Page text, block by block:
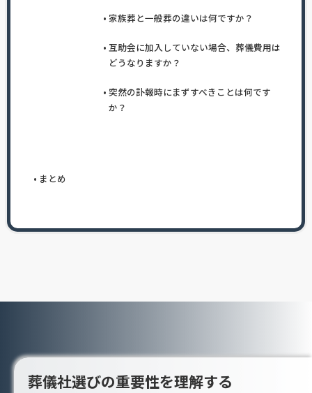
家族葬と一般葬の違いは何ですか？
互助会に加入していない場合、葬儀費用は
どうなりますか？
突然の訃報時にまずすべきことは何です
か？
まとめ
葬儀社選びの重要性を理解する